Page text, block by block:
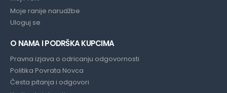
Moje ranije narudžbe
Uloguj se
O NAMA I PODRŠKA KUPCIMA
Pravna izjava o odricanju odgovornosti
Politika Povrata Novca
Česta pitanja i odgovori